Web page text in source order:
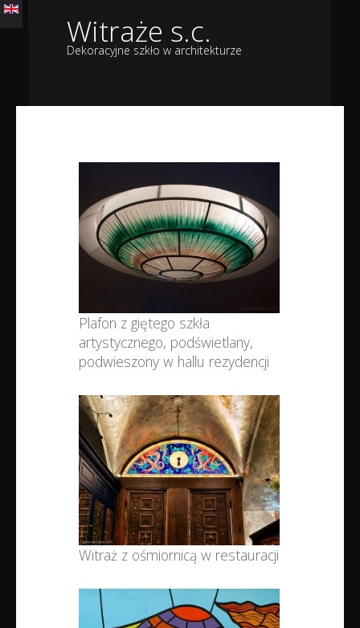
Witraże s.c.
Dekoracyjne szkło w architekturze
Plafon z giętego szkła
artystycznego, podświetlany,
podwieszony w hallu rezydencji
Witraż z ośmiornicą w restauracji